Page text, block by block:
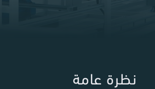
نظرة عامة